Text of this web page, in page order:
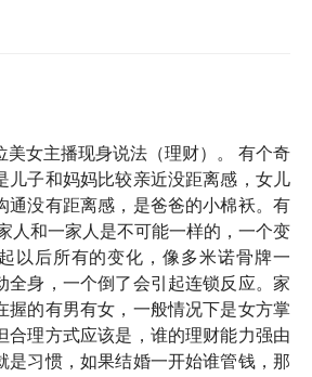
，我们关注投资，更关注怎样更好
我们几位主播录制过一期《
你爸是怎么赚钱的吗?|父亲节特辑
看很多投资大师们的专业分享，或创
路，但却似乎从未好好坐下来了解过
赚钱、如何投资、如何为了改善财务
。纵使他们已然是我们最亲近的人，
在赚钱、投资这方面，我们可以从父
美女主播现身说法（理财）。 有个奇
儿子和妈妈比较亲近没距离感，女儿
通没有距离感，是爸爸的小棉袄。有
人和一家人是不可能一样的，一个变
以后所有的变化，像多米诺骨牌一
全身，一个倒了会引起连锁反应。家
握的有男有女，一般情况下是女方掌
合理方式应该是，谁的理财能力强由
是习惯，如果结婚一开始谁管钱，那